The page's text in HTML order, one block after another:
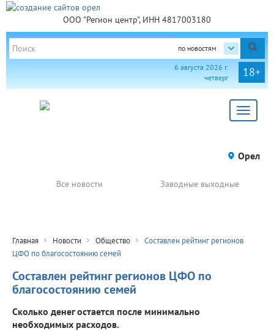
ООО "Регион центр", ИНН 4817003180
по новостям
18+
6 августа 2026 г.
четверг
Toggle
Орел
Все новости Заводные выходные
Главная Новости Общество
Составлен рейтинг регионов
ЦФО по благосостоянию семей
Составлен рейтинг регионов ЦФО по
благосостоянию семей
Сколько денег остается после минимально
необходимых расходов.